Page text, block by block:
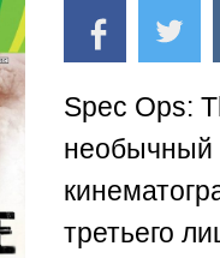
Spec Ops:
необычный
третьего